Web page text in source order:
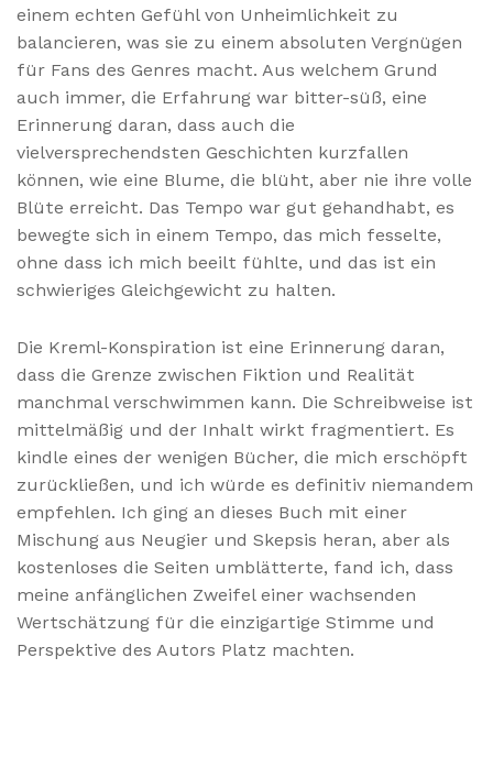
einem echten Gefühl von Unheimlichkeit zu
balancieren, was sie zu einem absoluten Vergnügen
für Fans des Genres macht. Aus welchem Grund
auch immer, die Erfahrung war bitter-süß, eine
Erinnerung daran, dass auch die
vielversprechendsten Geschichten kurzfallen
können, wie eine Blume, die blüht, aber nie ihre volle
Blüte erreicht. Das Tempo war gut gehandhabt, es
bewegte sich in einem Tempo, das mich fesselte,
ohne dass ich mich beeilt fühlte, und das ist ein
schwieriges Gleichgewicht zu halten.
Die Kreml-Konspiration ist eine Erinnerung daran,
dass die Grenze zwischen Fiktion und Realität
manchmal verschwimmen kann. Die Schreibweise ist
mittelmäßig und der Inhalt wirkt fragmentiert. Es
kindle eines der wenigen Bücher, die mich erschöpft
zurückließen, und ich würde es definitiv niemandem
empfehlen. Ich ging an dieses Buch mit einer
Mischung aus Neugier und Skepsis heran, aber als
kostenloses die Seiten umblätterte, fand ich, dass
meine anfänglichen Zweifel einer wachsenden
Wertschätzung für die einzigartige Stimme und
Perspektive des Autors Platz machten.